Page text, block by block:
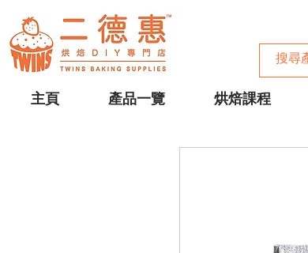
主頁 產品一覽 烘焙課程